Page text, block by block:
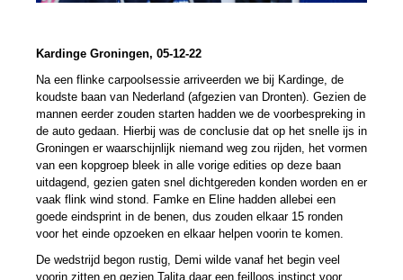
Kardinge Groningen, 05-12-22
Na een flinke carpoolsessie arriveerden we bij Kardinge, de
koudste baan van Nederland (afgezien van Dronten). Gezien de
mannen eerder zouden starten hadden we de voorbespreking in
de auto gedaan. Hierbij was de conclusie dat op het snelle ijs in
Groningen er waarschijnlijk niemand weg zou rijden, het vormen
van een kopgroep bleek in alle vorige edities op deze baan
uitdagend, gezien gaten snel dichtgereden konden worden en er
vaak flink wind stond. Famke en Eline hadden allebei een
goede eindsprint in de benen, dus zouden elkaar 15 ronden
voor het einde opzoeken en elkaar helpen voorin te komen.
De wedstrijd begon rustig, Demi wilde vanaf het begin veel
voorin zitten en gezien Talita daar een feilloos instinct voor